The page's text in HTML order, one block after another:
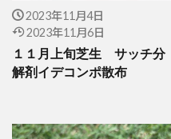
2023年11月4日
2023年11月6日
１１月上旬芝生 サッチ分
解剤イデコンポ散布